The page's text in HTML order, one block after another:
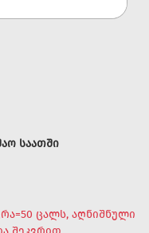
საათში
ცალს, აღნიშნული